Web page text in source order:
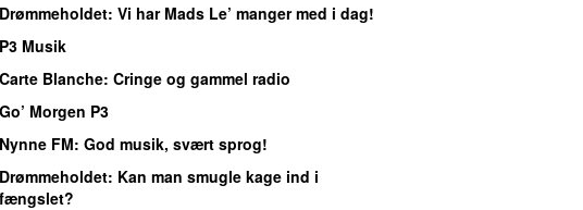
Drømmeholdet: Vi har Mads Le’ manger med i dag!
P3 Musik
Carte Blanche: Cringe og gammel radio
Go’ Morgen P3
Nynne FM: God musik, svært sprog!
Drømmeholdet: Kan man smugle kage ind i
fængslet?